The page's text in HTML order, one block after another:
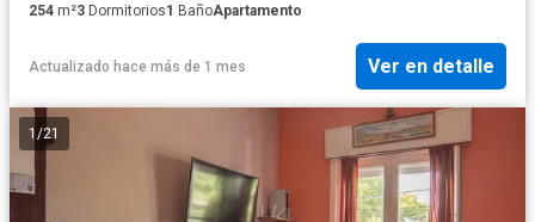
254 m²3 Dormitorios1 BañoApartamento
Actualizado hace más de 1 mes Ver en detalle
1 /21